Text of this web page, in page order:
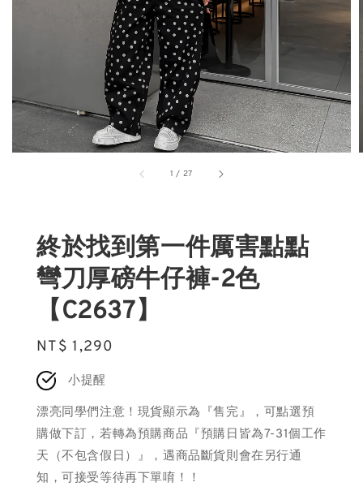
1 / 27
終於找到第一件厲害點點
彎刀厚磅牛仔褲-2色
【C2637】
Regular
price
NT$ 1,290
小提醒
漂亮同學們注意！現貨顯示為『售完』，可點選預
購做下訂，若轉為預購商品『預購日皆為7-31個工作
天（不包含假日）』，遇商品斷貨則會在另行通
知，可接受等待再下單唷！！